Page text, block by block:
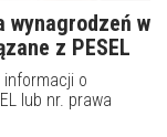
wynagrodzeń w
z PESEL
informacji o
lub nr. prawa